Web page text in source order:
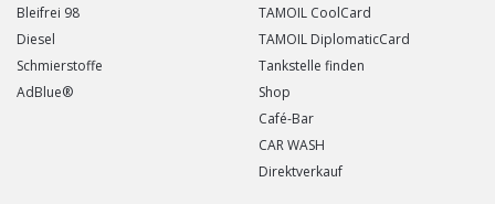
Bleifrei 98
Diesel
Schmierstoffe
AdBlue®
TAMOIL CoolCard
TAMOIL DiplomaticCard
Tankstelle finden
Shop
Café-Bar
CAR WASH
Direktverkauf